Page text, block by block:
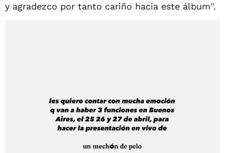
y agradezco por tanto cariño hacia este álbum''.